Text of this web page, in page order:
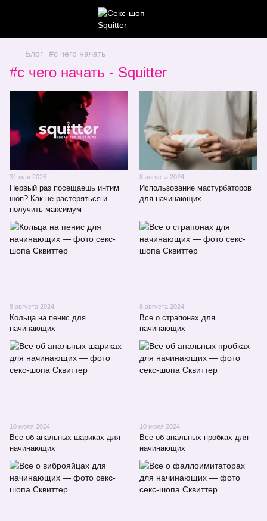
Блог #с чего начать
#с чего начать - Squitter
31 мая 2026
Первый раз посещаешь интим
шоп? Как не растеряться и
получить максимум
8 августа 2024
Использование мастурбаторов
для начинающих
8 августа 2024
Кольца на пенис для
начинающих
8 августа 2024
Все о страпонах для
начинающих
10 июля 2024
Все об анальных шариках для
начинающих
10 июля 2024
Все об анальных пробках для
начинающих